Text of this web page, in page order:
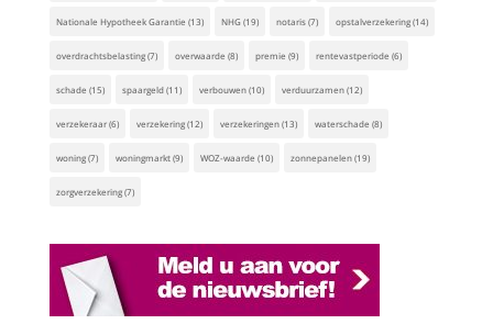
Nationale Hypotheek Garantie (13) NHG(19) notaris(7) opstalverzekering(14)
overdrachtsbelasting(7) overwaarde (8) premie (9) rentevastperiode (6)
schade (15) spaargeld(11) verbouwen(10) verduurzamen(12)
verzekeraar(6) verzekering(12) verzekeringen(13) waterschade (8)
woning(7) woningmarkt(9) WOZ-waarde (10) zonnepanelen(19)
zorgverzekering(7)